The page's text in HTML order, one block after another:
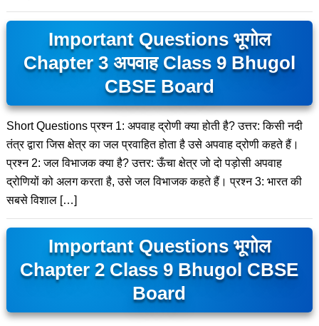
Important Questions भूगोल
Chapter 3 अपवाह Class 9 Bhugol
CBSE Board
Short Questions प्रश्न 1: अपवाह द्रोणी क्या होती है? उत्तर: किसी नदी
तंत्र द्वारा जिस क्षेत्र का जल प्रवाहित होता है उसे अपवाह द्रोणी कहते हैं।
प्रश्न 2: जल विभाजक क्या है? उत्तर: ऊँचा क्षेत्र जो दो पड़ोसी अपवाह
द्रोणियों को अलग करता है, उसे जल विभाजक कहते हैं। प्रश्न 3: भारत की
सबसे विशाल […]
Important Questions भूगोल
Chapter 2 Class 9 Bhugol CBSE
Board